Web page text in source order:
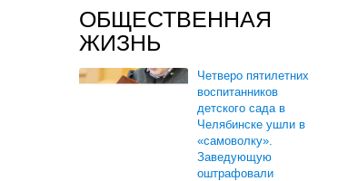
ОБЩЕСТВЕННАЯ
ЖИЗНЬ
Четверо пятилетних
воспитанников
детского сада в
Челябинске ушли в
«самоволку».
Заведующую
оштрафовали